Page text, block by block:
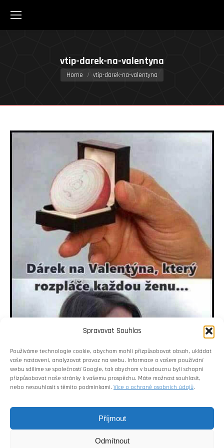
Spravovat Souhlas
Používáme technologie cookie, abychom mohli přizpůsobovat obsah, ukládat
vaše nastavení, analyzovat provoz na webu. Informace o vašem používání
webu sdílíme se společností Google, tak abychom v budoucnu byli schopni
přizpůsobovat naše stránky k vašemu prospěchu. Máte možnost souhlasit,
nebo nesouhlasit s těmito podmínkami. Více o ochraně osobních údajů.
Příjmout
Odmítnout
vtip-darek-na-valentyna
You are here:
Home vtip-darek-na-valentyna